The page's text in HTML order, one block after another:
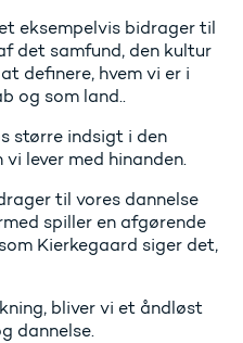
eksempelvis bidrager til
det samfund, den kultur
definere, hvem vi er i
og som land..
større indsigt i den
vi lever med hinanden.
til vores dannelse
spiller en afgørende
Kierkegaard siger det,
bliver vi et åndløst
dannelse.